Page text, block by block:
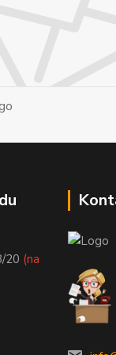
20 (na